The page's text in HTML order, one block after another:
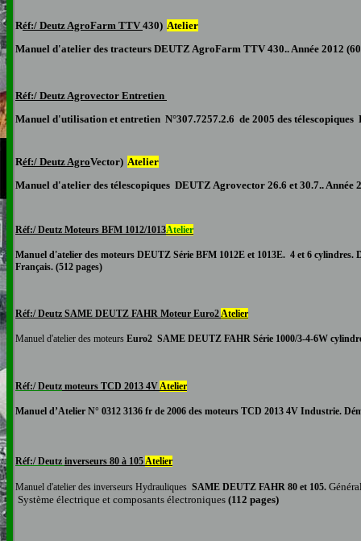
Réf:/ Deutz AgroFarm TTV 430) Atelier
Manuel d'atelier des tracteurs DEUTZ AgroFarm TTV 430.. Année 2012
Réf:/ Deutz Agrovector Entretien
Manuel d'utilisation et entretien N°307.7257.2.6 de 2005 des télescopiques
Réf:/ Deutz AgroVector) Atelier
Manuel d'atelier des télescopiques DEUTZ Agrovector 26.6 et 30.7.. Année
Réf:/ Deutz Moteurs BFM 1012/1013Atelier
Manuel d'atelier des moteurs DEUTZ Série BFM 1012E et 1013E. 4 et 6 cylindres.
Français. (512 pages)
Réf:/ Deutz SAME DEUTZ FAHR Moteur Euro2Atelier
Manuel d'atelier des moteurs Euro2 SAME DEUTZ FAHR Série 1000/3-4-6W
Réf:/ Deutz moteurs TCD 2013 4VAtelier
Manuel d’Atelier N° 0312 3136 fr de 2006 des moteurs TCD 2013 4V Industrie.
Réf:/ Deutz inverseurs 80 à 105Atelier
Manuel d'atelier des inverseurs Hydrauliques SAME DEUTZ FAHR 80 et 105.
Système électrique et composants électroniques (112 pages)